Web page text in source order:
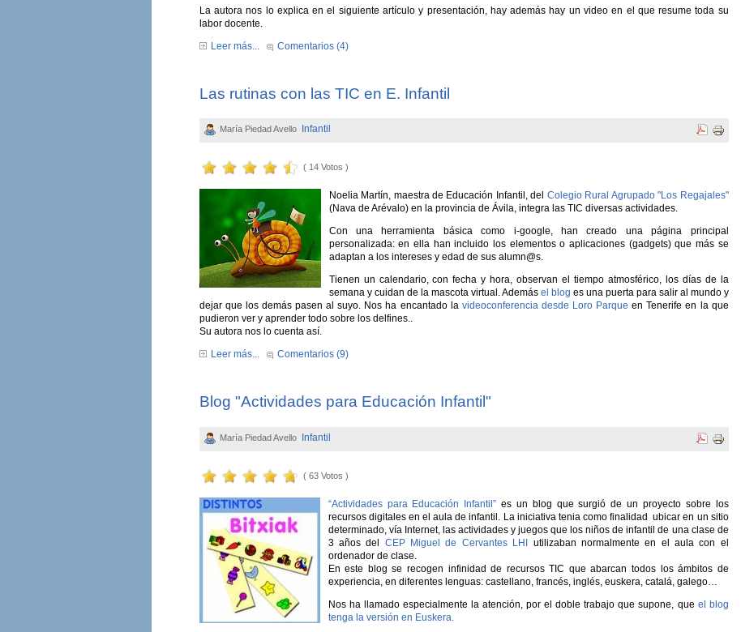
La autora nos lo explica en el siguiente artículo y presentación, hay además hay un video en el que resume toda su
labor docente.
Leer más...
Comentarios (4)
Las rutinas con las TIC en E. Infantil
María Piedad Avello Infantil
( 14 Votos )
Noelia Martín, maestra de Educación Infantil, del Colegio Rural Agrupado "Los Regajales"
(Nava de Arévalo) en la provincia de Ávila, integra las TIC diversas actividades.
Con una herramienta básica como i-google, han creado una página principal
personalizada: en ella han incluido los elementos o aplicaciones (gadgets) que más se
adaptan a los intereses y edad de sus alumn@s.
Tienen un calendario, con fecha y hora, observan el tiempo atmosférico, los días de la
semana y cuidan de la mascota virtual. Además el blog es una puerta para salir al mundo y
dejar que los demás pasen al suyo. Nos ha encantado la videoconferencia desde Loro Parque en Tenerife en la que
pudieron ver y aprender todo sobre los delfines..
Su autora nos lo cuenta así.
Leer más...
Comentarios (9)
Blog "Actividades para Educación Infantil"
María Piedad Avello Infantil
( 63 Votos )
“Actividades para Educación Infantil”es un blog que surgió de un proyecto sobre los
recursos digitales en el aula de infantil. La iniciativa tenia como finalidad ubicar en un sitio
determinado, vía Internet, las actividades y juegos que los niños de infantil de una clase de
3 años del CEP Miguel de Cervantes LHI utilizaban normalmente en el aula con el
ordenador de clase.
En este blog se recogen infinidad de recursos TIC que abarcan todos los ámbitos de
experiencia, en diferentes lenguas: castellano, francés, inglés, euskera, catalá, galego…
Nos ha llamado especialmente la atención, por el doble trabajo que supone, que el blog
tenga la versión en Euskera.